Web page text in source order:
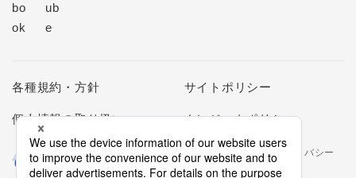
各種規約・方針 サイトポリシー
個人情報の取り扱い クレジットポリシー
当社は個人情報の取扱いを適切に行う企業としてプライバシー
マークの使用を認められた認定業者です。